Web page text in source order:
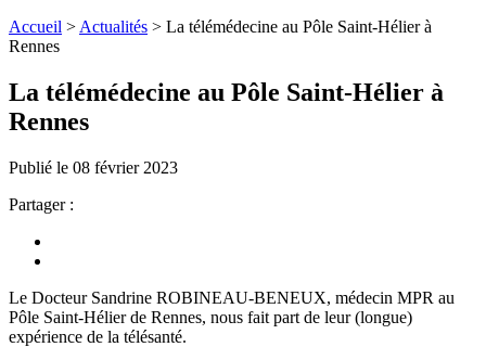
Accueil > Actualités > La télémédecine au Pôle Saint-Hélier à
Rennes
La télémédecine au Pôle Saint-Hélier à
Rennes
Publié le 08 février 2023
Partager :
Le Docteur Sandrine ROBINEAU-BENEUX, médecin MPR au
Pôle Saint-Hélier de Rennes, nous fait part de leur (longue)
expérience de la télésanté.